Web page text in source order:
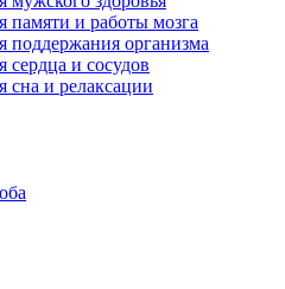
памяти и работы мозга
поддержания организма
сердца и сосудов
сна и релаксации